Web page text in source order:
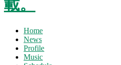
Home
News
Profile
Music